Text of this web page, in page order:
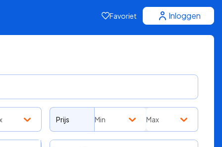
Favoriet Inloggen
Prijs Min Max